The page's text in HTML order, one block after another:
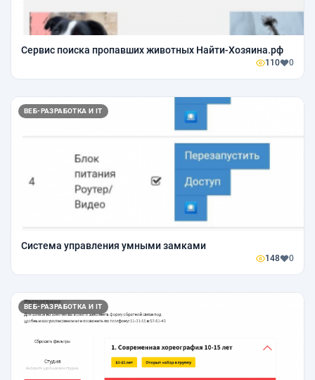
Сервис поиска пропавших животных Найти-Хозяина.рф
110 0
ВЕБ-РАЗРАБОТКА И IT
Система управления умными замками
148 0
ВЕБ-РАЗРАБОТКА И IT